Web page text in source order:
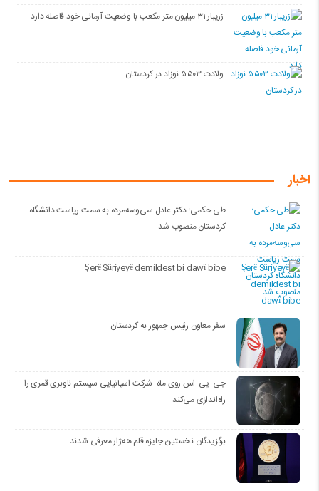
زریبار ۳۱ میلیون متر مکعب با وضعیت آرمانی خود فاصله دارد
ولادت ۵۵۰۳ نوزاد در کردستان
اخبار
طی حکمی؛ دکتر عادل سی‌وسه‌مرده به سمت ریاست دانشگاه
کردستان منصوب شد
Şerê Sûriyeyê demildest bi dawî bibe
سفر معاون رئیس جمهور به کردستان
جی. پی. اس روی ماه: شرکت اسپانیایی سیستم ناوبری قمری را
راه‌اندازی می‌کند
برگزیدگان نخستین جایزه قلم هه‌ژار معرفی شدند